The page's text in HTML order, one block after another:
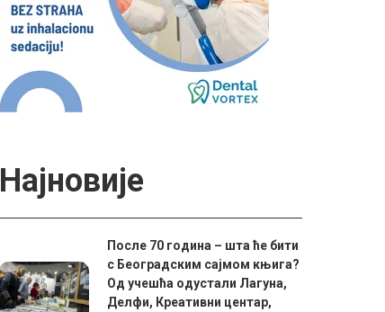
Најновије
После 70 година – шта ће бити
с Београдским сајмом књига?
Од учешћа одустали Лагуна,
Делфи, Креативни центар,